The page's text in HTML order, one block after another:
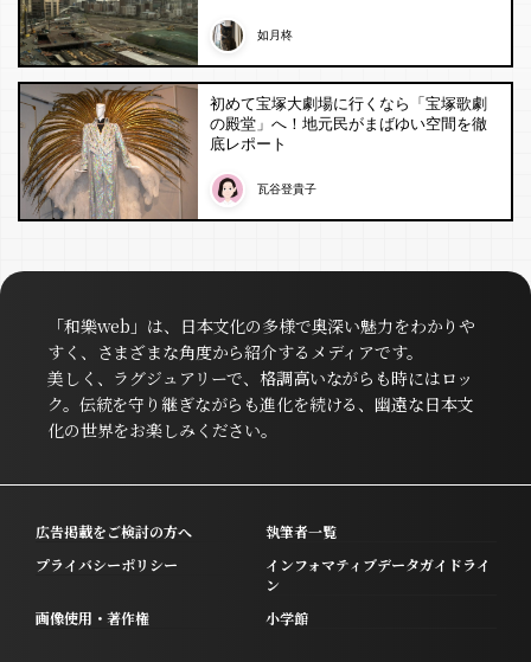
如月柊
初めて宝塚大劇場に行くなら「宝塚歌劇
の殿堂」へ！地元民がまばゆい空間を徹
底レポート
瓦谷登貴子
「和樂web」は、日本文化の多様で奥深い魅力をわかりや
すく、さまざまな角度から紹介するメディアです。
美しく、ラグジュアリーで、格調高いながらも時にはロッ
ク。伝統を守り継ぎながらも進化を続ける、幽遠な日本文
化の世界をお楽しみください。
広告掲載をご検討の方へ
執筆者一覧
プライバシーポリシー
インフォマティブデータガイドライ
ン
画像使用・著作権
小学館